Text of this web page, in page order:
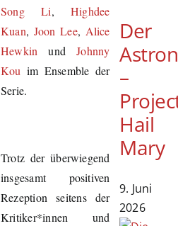
Song Li,Highdee
Kuan, Joon Lee, Alice
Hewkin undJohnny
Kou im Ensemble der
Serie.
Trotz der überwiegend
insgesamt positiven
Rezeption seitens der
Kritiker*innen und
Der
–
Hail
Mary
9. Juni
2026